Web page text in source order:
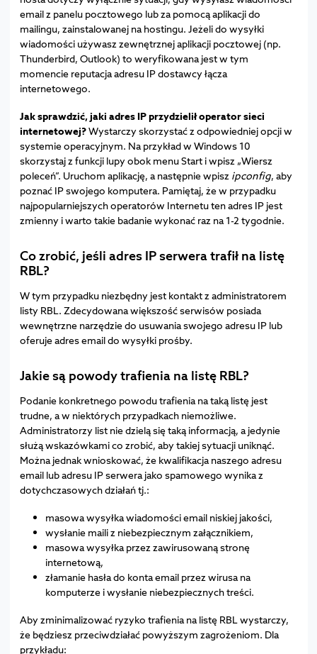
email z panelu pocztowego lub za pomocą aplikacji do
mailingu, zainstalowanej na hostingu. Jeżeli do wysyłki
wiadomości używasz zewnętrznej aplikacji pocztowej (np.
Thunderbird, Outlook) to weryfikowana jest w tym
momencie reputacja adresu IP dostawcy łącza
internetowego.
Jak sprawdzić, jaki adres IP przydzielił operator sieci
internetowej?Wystarczy skorzystać z odpowiedniej opcji w
systemie operacyjnym. Na przykład w Windows 10
skorzystaj z funkcji lupy obok menu Start i wpisz „Wiersz
poleceń”. Uruchom aplikację, a następnie wpisz ipconfig, aby
poznać IP swojego komputera. Pamiętaj, że w przypadku
najpopularniejszych operatorów Internetu ten adres IP jest
zmienny i warto takie badanie wykonać raz na 1-2 tygodnie.
Co zrobić, jeśli adres IP serwera trafił na listę
RBL?
W tym przypadku niezbędny jest kontakt z administratorem
listy RBL. Zdecydowana większość serwisów posiada
wewnętrzne narzędzie do usuwania swojego adresu IP lub
oferuje adres email do wysyłki prośby.
Jakie są powody trafienia na listę RBL?
Podanie konkretnego powodu trafienia na taką listę jest
trudne, a w niektórych przypadkach niemożliwe.
Administratorzy list nie dzielą się taką informacją, a jedynie
służą wskazówkami co zrobić, aby takiej sytuacji uniknąć.
Można jednak wnioskować, że kwalifikacja naszego adresu
email lub adresu IP serwera jako spamowego wynika z
dotychczasowych działań tj.:
masowa wysyłka wiadomości email niskiej jakości,
wysłanie maili z niebezpiecznym załącznikiem,
masowa wysyłka przez zawirusowaną stronę
internetową,
złamanie hasła do konta email przez wirusa na
komputerze i wysłanie niebezpiecznych treści.
Aby zminimalizować ryzyko trafienia na listę RBL wystarczy,
że będziesz przeciwdziałać powyższym zagrożeniom. Dla
przykładu: